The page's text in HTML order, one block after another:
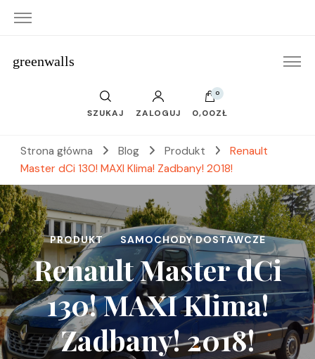
greenwalls
SZUKAJ ZALOGUJ
0
0,00ZŁ
Strona główna Blog Produkt
Renault
Master dCi 130! MAXI Klima! Zadbany! 2018!
PRODUKT SAMOCHODY DOSTAWCZE
Renault Master dCi
130! MAXI Klima!
Zadbany! 2018!